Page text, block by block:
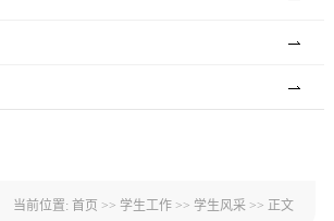
当前位置:首页 >> 学生工作 >> 学生风采 >> 正文